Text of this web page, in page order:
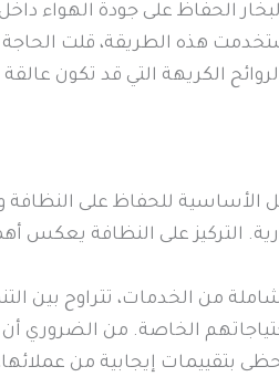
الحفاظ على جودة الهواء داخل
هذه الطريقة، قلت الحاجة
الكريهة التي قد تكون
الأساسية للحفاظ على
التركيز على النظافة يعكس
من الخدمات، تتراوح بين
الخاصة. من
بتقييمات إيجابية من